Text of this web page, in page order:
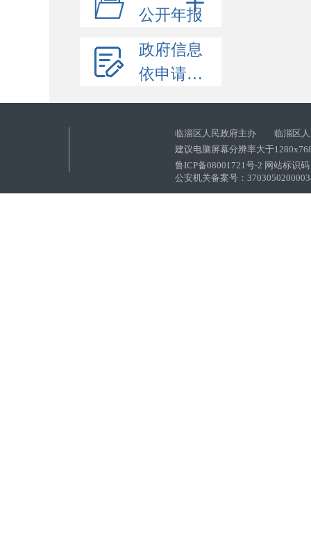
公开年报
政府信息
依申请公开
临淄区人民政府主办 临淄区人
建议电脑屏幕分辨率大于
鲁ICP备08001721号-2 网站标识
公安机关备案号：